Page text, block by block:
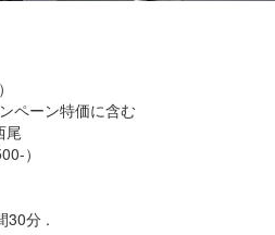
ペーン特価に含む
尾
）
30分 .